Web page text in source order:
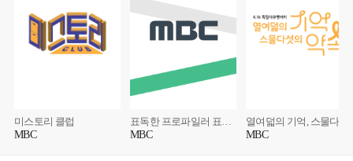
미스토리 클럽
MBC
표독한 프로파일러 표창원
MBC
MBC